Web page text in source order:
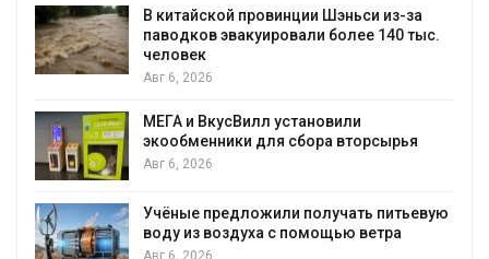
В китайской провинции Шэньси из-за
паводков эвакуировали более 140 тыс.
человек
Авг 6, 2026
МЕГА и ВкусВилл установили
экообменники для сбора вторсырья
Авг 6, 2026
Учёные предложили получать питьевую
воду из воздуха с помощью ветра